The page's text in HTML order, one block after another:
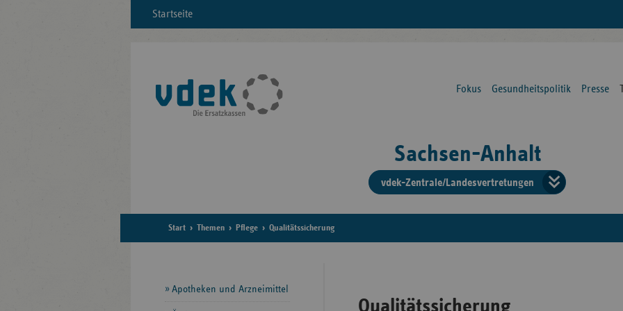
Startseite
Fokus Gesundheitspolitik Presse
Sachsen-Anhalt
vdek-Zentrale/Landesvertretungen
der
Start Themen Pflege Qualitätssicherung
Qualitätssicherung
Seitennavigation
Apotheken und Arzneimittel